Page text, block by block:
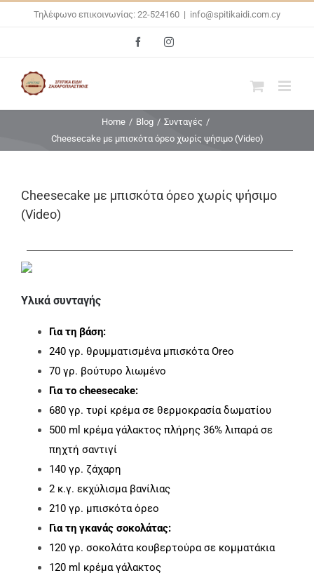
Τηλέφωνο επικοινωνίας: 22-524160 | info@spitikaidi.com.cy
FacebookInstagram
Home / Blog / Συνταγές /
Cheesecake με μπισκότα όρεο χωρίς ψήσιμο (Video)
Cheesecake με μπισκότα όρεο χωρίς ψήσιμο
(Video)
Υλικά συνταγής
Για τη βάση:
240 γρ. θρυμματισμένα μπισκότα Oreo
70 γρ. βούτυρο λιωμένο
Για το cheesecake:
680 γρ. τυρί κρέμα σε θερμοκρασία δωματίου
500 ml κρέμα γάλακτος πλήρης 36% λιπαρά σε
πηχτή σαντιγί
140 γρ. ζάχαρη
2 κ.γ. εκχύλισμα βανίλιας
210 γρ. μπισκότα όρεο
Για τη γκανάς σοκολάτας:
120 γρ. σοκολάτα κουβερτούρα σε κομματάκια
120 ml κρέμα γάλακτος